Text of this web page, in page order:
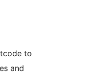
to
and